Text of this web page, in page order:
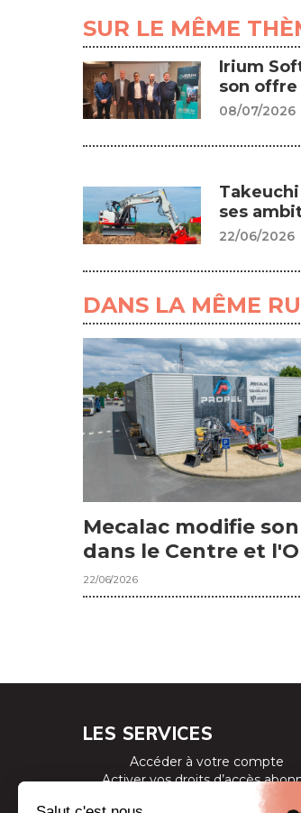
SUR LE MÊME
Irium
son offre
08/07/2026
ses
22/06/2026
DANS LA MÊME
Mecalac modifie
dans le Centre et
22/06/2026
LES SERVICES
Accéder à votre compte
Activer vos droits d’accès
Consulter les magazines